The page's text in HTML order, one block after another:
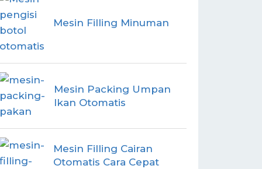
Mesin Filling Minuman
Mesin Packing Umpan
Ikan Otomatis
Mesin Filling Cairan
Otomatis Cara Cepat